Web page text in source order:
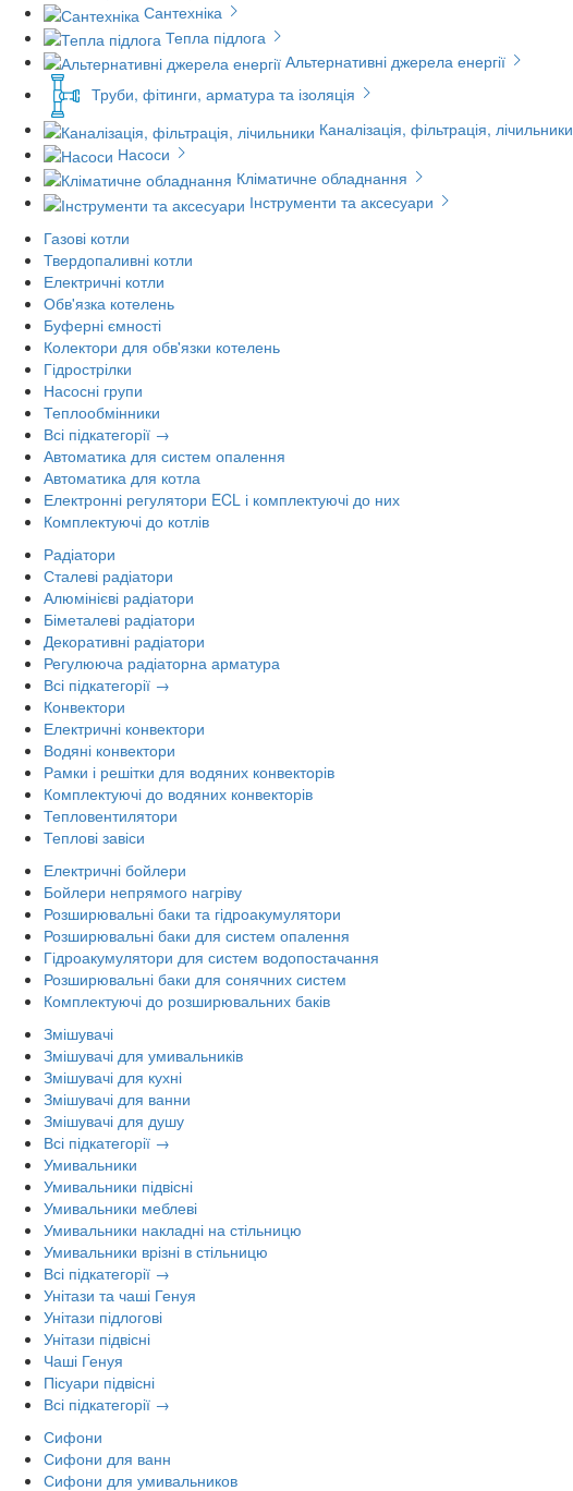
Сантехніка
Тепла підлога
Альтернативні джерела енергії
Труби, фітинги, арматура та ізоляція
Каналізація, фільтрація, лічильники
Насоси
Кліматичне обладнання
Інструменти та аксесуари
Газові котли
Твердопаливні котли
Електричні котли
Обв'язка котелень
Буферні ємності
Колектори для обв'язки котелень
Гідрострілки
Насосні групи
Теплообмінники
Всі підкатегорії →
Автоматика для систем опалення
Автоматика для котла
Електронні регулятори ECL і комплектуючі до них
Комплектуючі до котлів
Радіатори
Сталеві радіатори
Алюмінієві радіатори
Біметалеві радіатори
Декоративні радіатори
Регулююча радіаторна арматура
Всі підкатегорії →
Конвектори
Електричні конвектори
Водяні конвектори
Рамки і решітки для водяних конвекторів
Комплектуючі до водяних конвекторів
Тепловентилятори
Теплові завіси
Електричні бойлери
Бойлери непрямого нагріву
Розширювальні баки та гідроакумулятори
Розширювальні баки для систем опалення
Гідроакумулятори для систем водопостачання
Розширювальні баки для сонячних систем
Комплектуючі до розширювальних баків
Змішувачі
Змішувачі для умивальників
Змішувачі для кухні
Змішувачі для ванни
Змішувачі для душу
Всі підкатегорії →
Умивальники
Умивальники підвісні
Умивальники меблеві
Умивальники накладні на стільницю
Умивальники врізні в стільницю
Всі підкатегорії →
Унітази та чаші Генуя
Унітази підлогові
Унітази підвісні
Чаші Генуя
Пісуари підвісні
Всі підкатегорії →
Сифони
Сифони для ванн
Сифони для умивальников